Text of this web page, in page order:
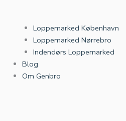
Loppemarked København
Loppemarked Nørrebro
Indendørs Loppemarked
Blog
Om Genbro